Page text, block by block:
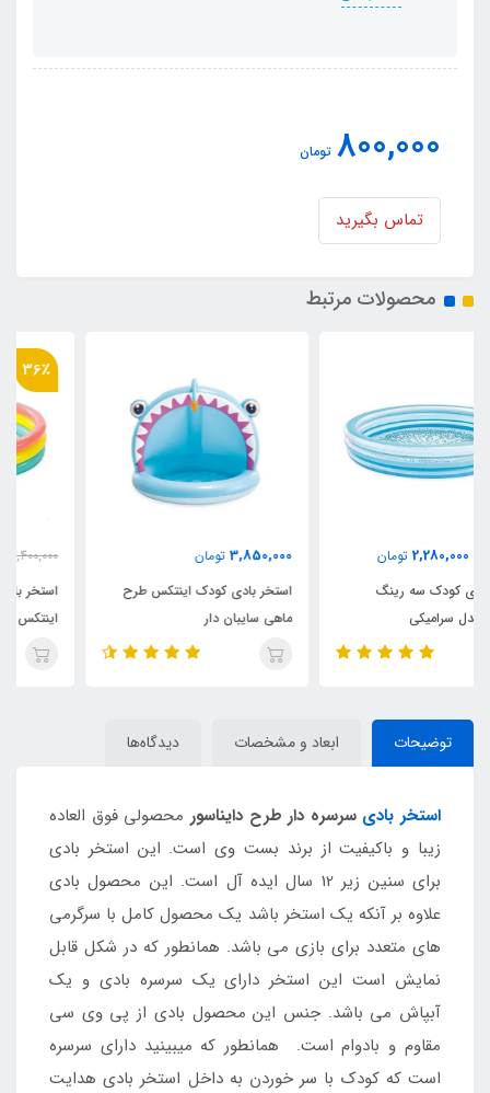
800,000 تومان
تماس بگیرید
محصولات مرتبط
3,850,000
استخر بادی کودک اینتکس طرح
ماهی سایبان دار
تومان
استخر بادی سه رینگ کودک
توضیحات ابعاد و مشخصات دیدگاه‌ها
استخر بادی سرسره دار طرح دایناسور محصولی فوق العاده
زیبا و باکیفیت از برند بست وی است. این استخر بادی
برای سنین زیر 12 سال ایده آل است. این محصول بادی
علاوه بر آنکه یک استخر باشد یک محصول کامل با سرگرمی
های متعدد برای بازی می باشد. همانطور که در شکل قابل
نمایش است این استخر دارای یک سرسره بادی و یک
آبپاش می باشد. جنس این محصول بادی از پی وی سی
مقاوم و بادوام است. همانطور که میبینید دارای سرسره
است که کودک با سر خوردن به داخل استخر بادی هدایت